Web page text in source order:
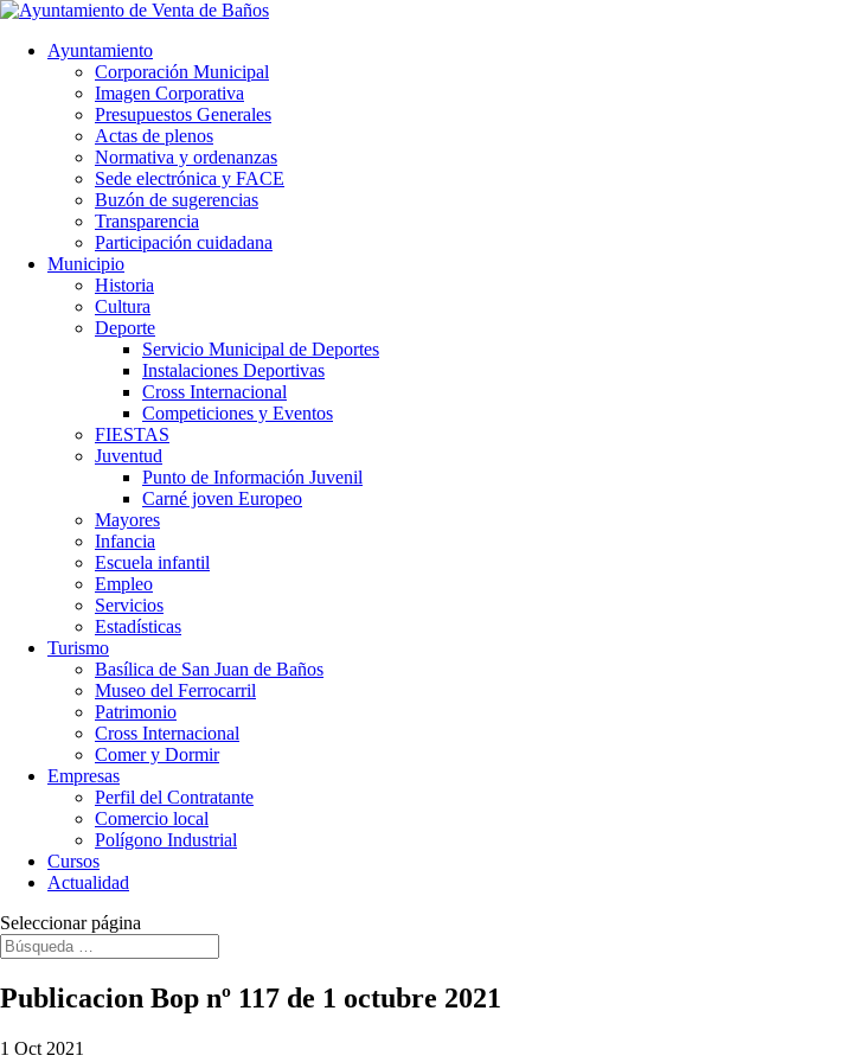
Ayuntamiento
Corporación Municipal
Imagen Corporativa
Presupuestos Generales
Actas de plenos
Normativa y ordenanzas
Sede electrónica y FACE
Buzón de sugerencias
Transparencia
Participación cuidadana
Municipio
Historia
Cultura
Deporte
Servicio Municipal de Deportes
Instalaciones Deportivas
Cross Internacional
Competiciones y Eventos
FIESTAS
Juventud
Punto de Información Juvenil
Carné joven Europeo
Mayores
Infancia
Escuela infantil
Empleo
Servicios
Estadísticas
Turismo
Basílica de San Juan de Baños
Museo del Ferrocarril
Patrimonio
Cross Internacional
Comer y Dormir
Empresas
Perfil del Contratante
Comercio local
Polígono Industrial
Cursos
Actualidad
Seleccionar página
Publicacion Bop nº 117 de 1 octubre 2021
1 Oct 2021